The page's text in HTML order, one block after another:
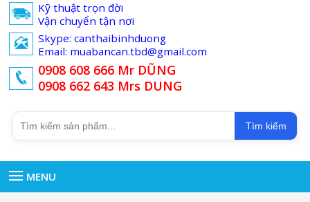
Kỹ thuật trọn đời
Vận chuyển tận nơi
Skype: canthaibinhduong
Email: muabancan.tbd@gmail.com
0908 608 666 Mr DŨNG
0908 662 643 Mrs DUNG
Tìm kiếm
MENU